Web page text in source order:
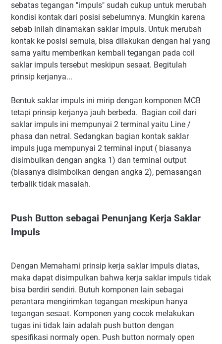
sebatas tegangan "impuls" sudah cukup untuk merubah
kondisi kontak dari posisi sebelumnya. Mungkin karena
sebab inilah dinamakan saklar impuls. Untuk merubah
kontak ke posisi semula, bisa dilakukan dengan hal yang
sama yaitu memberikan kembali tegangan pada coil
saklar impuls tersebut meskipun sesaat. Begitulah
prinsip kerjanya...
Bentuk saklar impuls ini mirip dengan komponen MCB
tetapi prinsip kerjanya jauh berbeda. Bagian coil dari
saklar impuls ini mempunyai 2 terminal yaitu Line /
phasa dan netral. Sedangkan bagian kontak saklar
impuls juga mempunyai 2 terminal input ( biasanya
disimbulkan dengan angka 1) dan terminal output
(biasanya disimbolkan dengan angka 2), pemasangan
terbalik tidak masalah.
Push Button sebagai Penunjang Kerja Saklar
Impuls
Dengan Memahami prinsip kerja saklar impuls diatas,
maka dapat disimpulkan bahwa kerja saklar impuls tidak
bisa berdiri sendiri. Butuh komponen lain sebagai
perantara mengirimkan tegangan meskipun hanya
tegangan sesaat. Komponen yang cocok melakukan
tugas ini tidak lain adalah push button dengan
spesifikasi normaly open. Push button normaly open